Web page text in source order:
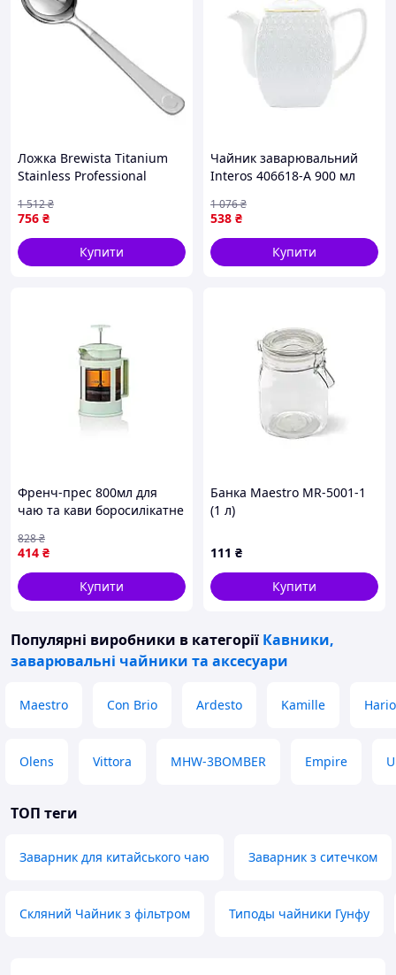
Ложка Brewista Titanium
Stainless Professional
каппінгу кави TT
756 ₴
1 512₴
Купити
Чайник заварювальний
Interos 406618-А 900 мл
538 ₴
1 076₴
Купити
Френч-прес 800мл для
чаю та кави боросилікатне
термостійкий ARDESTO
414 ₴
828₴
Купити
Банка Maestro MR-5001-1
(1 л)
111 ₴
Купити
Популярні виробники в категорії Кавники,
заварювальні чайники та аксесуари
Maestro Con Brio Ardesto Kamille Hario
Olens Vittora MHW-3BOMBER Empire
ТОП теги
Заварник для китайського чаю Заварник з ситечком
Скляний Чайник з фільтром Типоды чайники Гунфу